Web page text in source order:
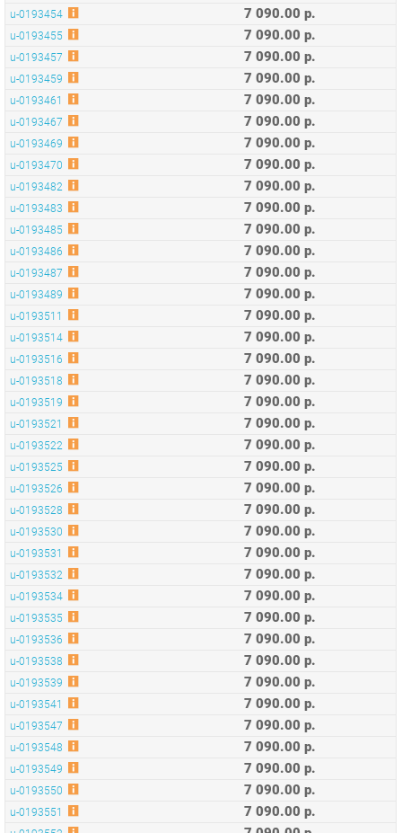
u-0193459 7 090.00 р.
u-0193461 7 090.00 р.
u-0193467 7 090.00 р.
u-0193469 7 090.00 р.
u-0193470 7 090.00 р.
u-0193482 7 090.00 р.
7 090.00 р.
7 090.00 р.
7 090.00 р.
7 090.00 р.
7 090.00 р.
7 090.00 р.
u-0193518 7 090.00 р.
u-0193519 7 090.00 р.
u-0193521 7 090.00 р.
u-0193522 7 090.00 р.
u-0193525 7 090.00 р.
u-0193526 7 090.00 р.
u-0193528 7 090.00 р.
u-0193530 7 090.00 р.
u-0193531 7 090.00 р.
u-0193532 7 090.00 р.
u-0193534 7 090.00 р.
u-0193535 7 090.00 р.
u-0193536 7 090.00 р.
u-0193538 7 090.00 р.
u-0193539 7 090.00 р.
u-0193541 7 090.00 р.
u-0193547 7 090.00 р.
7 090.00 р.
7 090.00 р.
7 090.00 р.
7 090.00 р.
7 090.00 р.